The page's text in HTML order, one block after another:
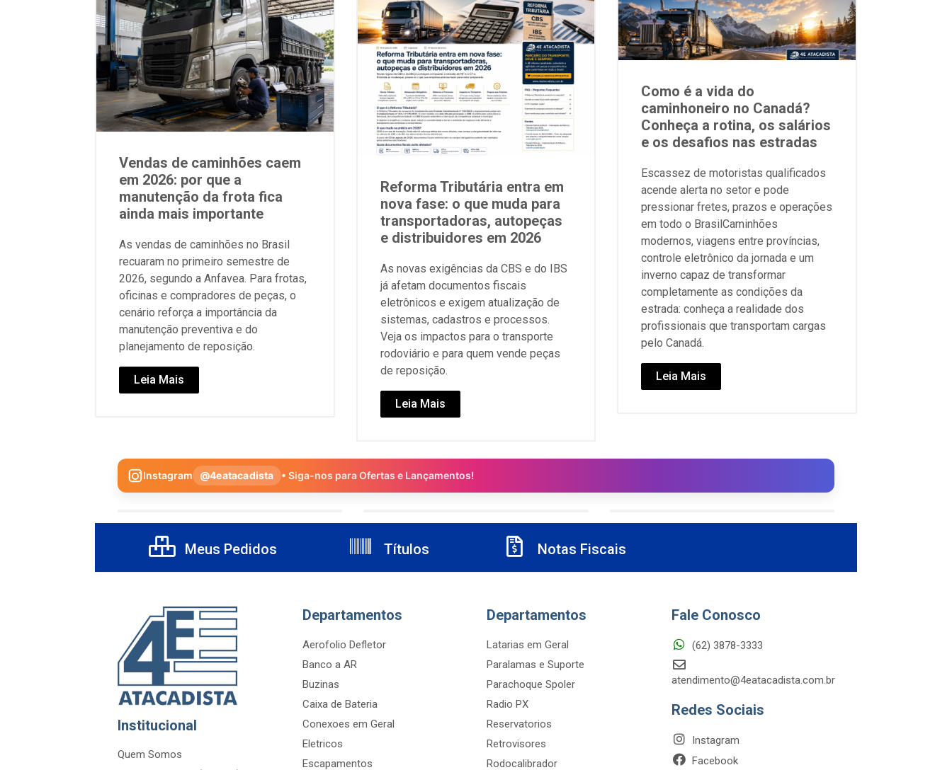
Vendas de caminhões caem
em 2026: por que a
manutenção da frota fica
ainda mais importante
As vendas de caminhões no Brasil
recuaram no primeiro semestre de
2026, segundo a Anfavea. Para frotas,
oficinas e compradores de peças, o
cenário reforça a importância da
manutenção preventiva e do
planejamento de reposição.
Leia Mais
Reforma Tributária entra em
nova fase: o que muda para
transportadoras, autopeças
e distribuidores em 2026
As novas exigências da CBS e do IBS
já afetam documentos fiscais
eletrônicos e exigem atualização de
sistemas, cadastros e processos.
Veja os impactos para o transporte
rodoviário e para quem vende peças
de reposição.
Leia Mais
Como é a vida do
caminhoneiro no Canadá?
Conheça a rotina, os salários
e os desafios nas estradas
Escassez de motoristas qualificados
acende alerta no setor e pode
pressionar fretes, prazos e operações
em todo o BrasilCaminhões
modernos, viagens entre províncias,
controle eletrônico da jornada e um
inverno capaz de transformar
completamente as condições da
estrada: conheça a realidade dos
profissionais que transportam cargas
pelo Canadá.
Leia Mais
Instagram @4eatacadista • Siga-nos para Ofertas e Lançamentos!
Meus Pedidos Títulos Notas Fiscais
Institucional
Quem Somos
Departamentos
Aerofolio Defletor
Banco a AR
Buzinas
Caixa de Bateria
Conexoes em Geral
Eletricos
Escapamentos
Departamentos
Latarias em Geral
Paralamas e Suporte
Parachoque Spoler
Radio PX
Reservatorios
Retrovisores
Rodocalibrador
Fale Conosco
(62) 3878-3333
atendimento@4eatacadista.com.br
Redes Sociais
Instagram
Facebook